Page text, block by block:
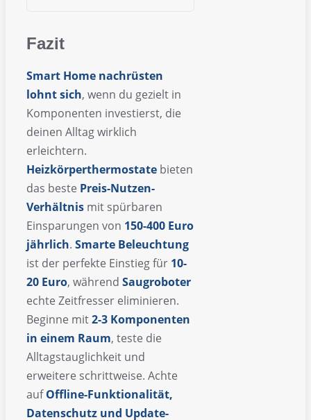
Fazit
Smart Home nachrüsten
lohnt sich, wenn du gezielt in
Komponenten investierst, die
deinen Alltag wirklich
erleichtern.
Heizkörperthermostate bieten
das beste Preis-Nutzen-
Verhältnis mit spürbaren
Einsparungen von 150-400 Euro
jährlich. Smarte Beleuchtung
ist der perfekte Einstieg für 10-
20 Euro, während Saugroboter
echte Zeitfresser eliminieren.
Beginne mit2-3 Komponenten
in einem Raum, teste die
Alltagstauglichkeit und
erweitere schrittweise. Achte
aufOffline-Funktionalität,
Datenschutz und Update-